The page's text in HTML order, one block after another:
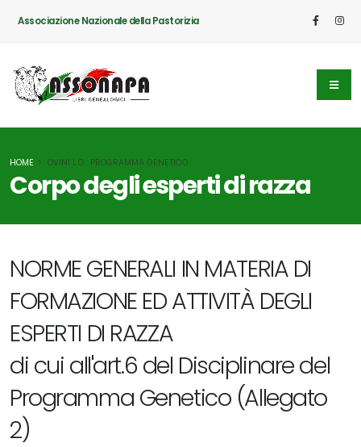
Associazione Nazionale della Pastorizia
Corpo degli esperti di razza
HOME OVINI L.G.: PROGRAMMA GENETICO
NORME GENERALI IN MATERIA DI
FORMAZIONE ED ATTIVITÀ DEGLI
ESPERTI DI RAZZA
di cui all'art.6 del Disciplinare del
Programma Genetico (Allegato
2)